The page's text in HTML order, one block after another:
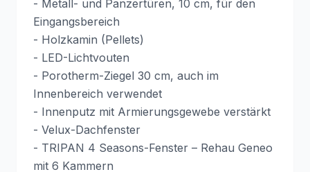
- Metall- und Panzertüren, 10 cm, für den
Eingangsbereich
- Holzkamin (Pellets)
- LED-Lichtvouten
- Porotherm-Ziegel 30 cm, auch im
Innenbereich verwendet
- Innenputz mit Armierungsgewebe verstärkt
- Velux-Dachfenster
- TRIPAN 4 Seasons-Fenster – Rehau Geneo
mit 6 Kammern